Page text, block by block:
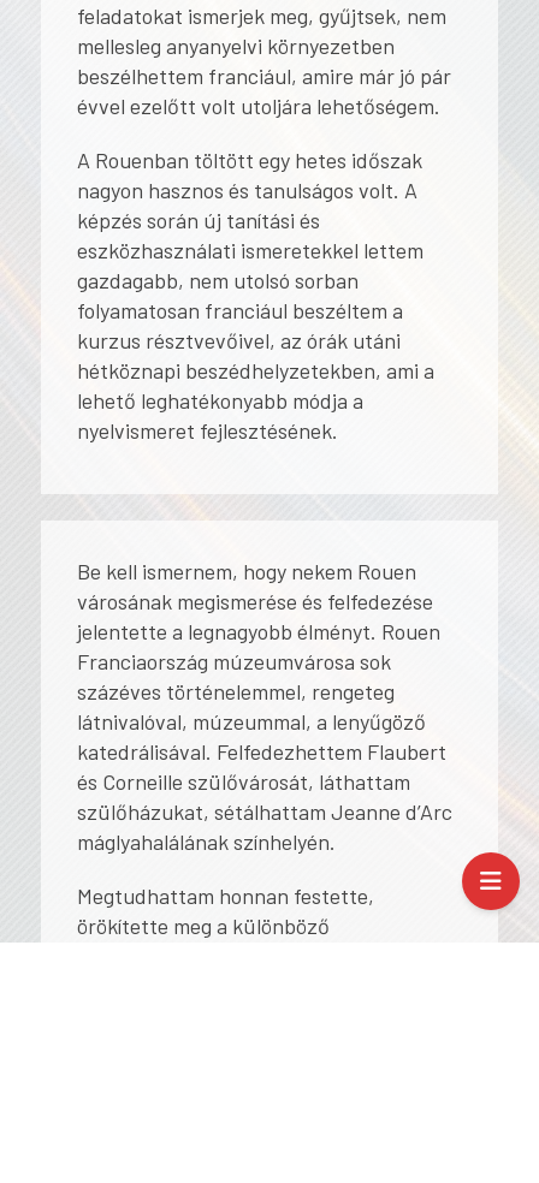
feladatokat ismerjek meg, gyűjtsek, nem
mellesleg anyanyelvi környezetben
beszélhettem franciául, amire már jó pár
évvel ezelőtt volt utoljára lehetőségem.
A Rouenban töltött egy hetes időszak
nagyon hasznos és tanulságos volt. A
képzés során új tanítási és
eszközhasználati ismeretekkel lettem
gazdagabb, nem utolsó sorban
folyamatosan franciául beszéltem a
kurzus résztvevőivel, az órák utáni
hétköznapi beszédhelyzetekben, ami a
lehető leghatékonyabb módja a
nyelvismeret fejlesztésének.
Be kell ismernem, hogy nekem Rouen
városának megismerése és felfedezése
jelentette a legnagyobb élményt. Rouen
Franciaország múzeumvárosa sok
százéves történelemmel, rengeteg
látnivalóval, múzeummal, a lenyűgöző
katedrálisával. Felfedezhettem Flaubert
és Corneille szülővárosát, láthattam
szülőházukat, sétálhattam Jeanne d’Arc
máglyahalálának színhelyén.
Megtudhattam honnan festette,
örökítette meg a különböző